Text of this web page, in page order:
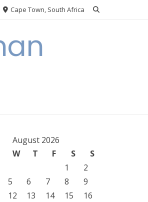
Cape Town, South Africa
August 2026
W T F S
S
1
2
5 6 7 8
9
12 13 14 15
16